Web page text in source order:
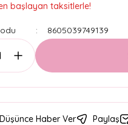
başlayan taksitlerle!
8605039749139
Haber Ver Paylaş